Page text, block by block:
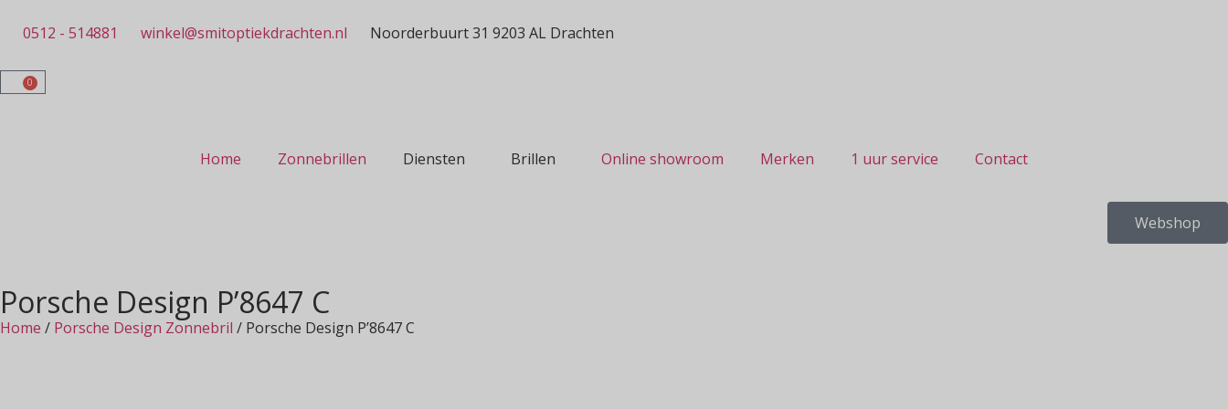
0512 - 514881 winkel@smitoptiekdrachten.nl Noorderbuurt 31 9203 AL Drachten
0
Home Zonnebrillen Diensten Brillen Online showroom Merken 1 uur service Contact
Webshop
Porsche Design P’8647 C
Home / Porsche Design Zonnebril / Porsche Design P’8647 C